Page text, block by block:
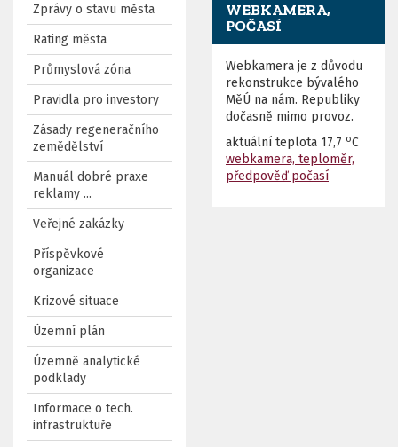
Zprávy o stavu města
Rating města
Průmyslová zóna
Pravidla pro investory
Zásady regeneračního
zemědělství
Manuál dobré praxe
reklamy ...
Veřejné zakázky
Příspěvkové
organizace
Krizové situace
Územní plán
Územně analytické
podklady
Informace o tech.
infrastruktuře
WEBKAMERA,
POČASÍ
Webkamera je z důvodu
rekonstrukce bývalého
MěÚ na nám. Republiky
dočasně mimo provoz.
aktuální teplota 17,7 oC
webkamera, teploměr,
předpověď počasí